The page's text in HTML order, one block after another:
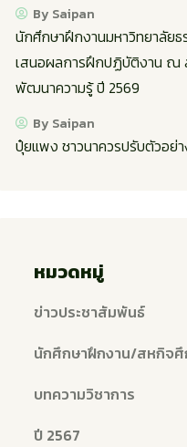
นักศึกษาฝึกงานมหาวิทยาลัยธ
เสนอผลการฝึกปฏิบัติงาน ณ
พัฒนาความรู้ ปี 2569
By Saipan
ปุ๋ยแพง ชาวนาควรปรับตัวอย่า
By Saipan
หมวดหมู่
ข่าวประชาสัมพันธ์
นักศึกษาฝึกงาน/สหกิจศึ
บทความวิชาการ
ปี 2567